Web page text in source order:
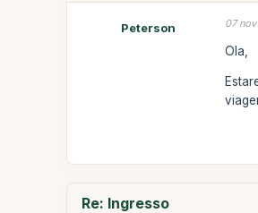
Peterson 07
Ola,
Re: Ingresso